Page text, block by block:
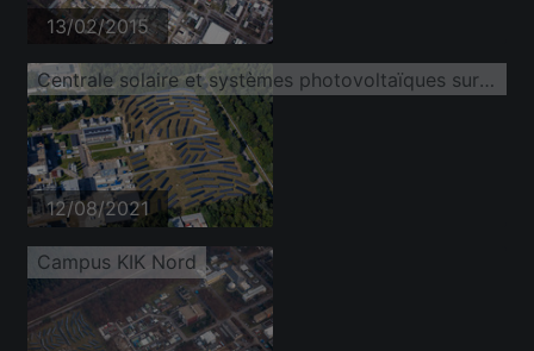
13/02/2015
Centrale solaire et systèmes photovoltaïques sur Untergrombacher Straße du campus nord du KIT
12/08/2021
Campus KIK Nord